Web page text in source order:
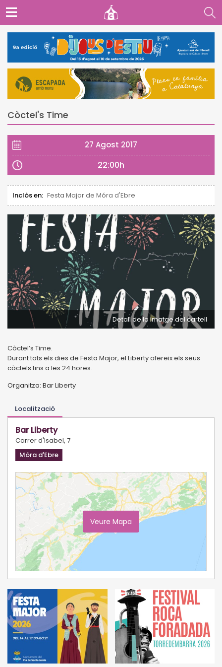
Còctel's Time
27 Agost 2017
22:00h
Inclòs en: Festa Major de Móra d'Ebre
Detall de la imatge del cartell
Còctel’s Time.
Durant tots els dies de Festa Major, el Liberty ofereix els seus
còctels fins a les 24 hores.
Organitza: Bar Liberty
Localització
Bar Liberty
Carrer d'Isabel, 7
Móra d'Ebre
Veure Mapa